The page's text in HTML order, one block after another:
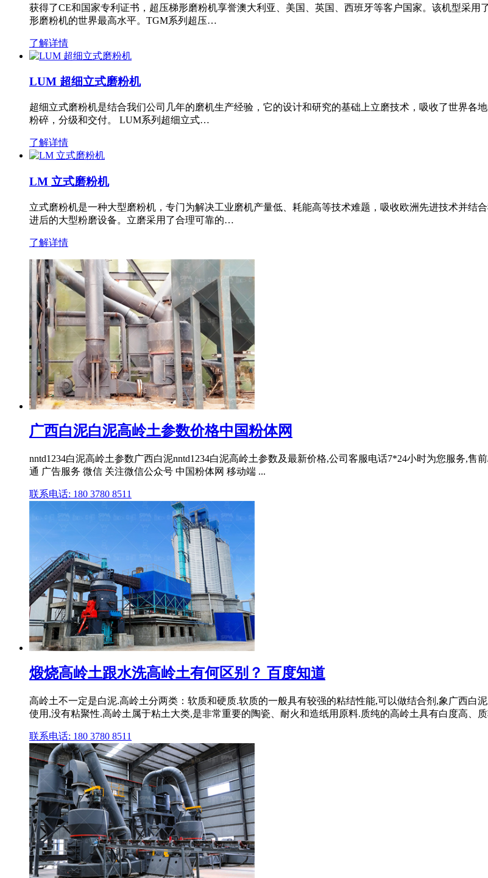
获得了CE和国家专利证书，超压梯形磨粉机享誉澳大利亚、美国、英国、西班牙等客户国家。该机型采
形磨粉机的世界最高水平。TGM系列超压…
了解详情
LUM 超细立式磨粉机
超细立式磨粉机是结合我们公司几年的磨机生产经验，它的设计和研究的基础上立磨技术，吸收了世界各
粉碎，分级和交付。 LUM系列超细立式…
了解详情
LM 立式磨粉机
立式磨粉机是一种大型磨粉机，专门为解决工业磨机产量低、耗能高等技术难题，吸收欧洲先进技术并结
进后的大型粉磨设备。立磨采用了合理可靠的…
了解详情
广西白泥白泥高岭土参数价格中国粉体网
nntd1234白泥高岭土参数广西白泥nntd1234白泥高岭土参数及最新价格,公司客服电话7*24小时为您服务,
通 广告服务 微信 关注微信公众号 中国粉体网 移动端 ...
联系电话: 180 3780 8511
煅烧高岭土跟水洗高岭土有何区别？ 百度知道
高岭土不一定是白泥.高岭土分两类：软质和硬质.软质的一般具有较强的粘结性能,可以做结合剂,象广西白
使用,没有粘聚性.高岭土属于粘土大类,是非常重要的陶瓷、耐火和造纸用原料.质纯的高岭土具有白度高、
联系电话: 180 3780 8511